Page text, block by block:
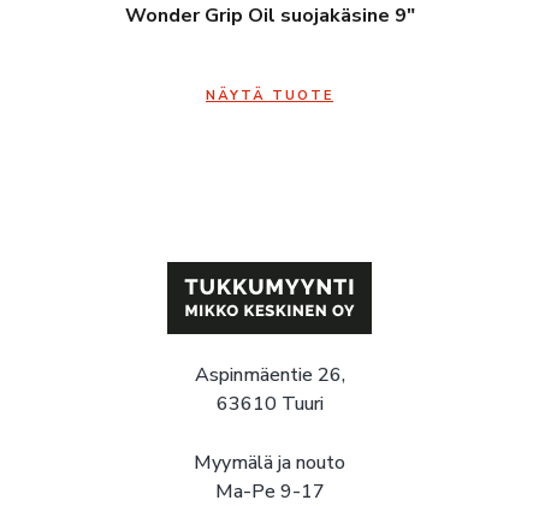
Wonder Grip Oil suojakäsine 9″
NÄYTÄ TUOTE
Aspinmäentie 26,
63610 Tuuri
Myymälä ja nouto
Ma-Pe 9-17